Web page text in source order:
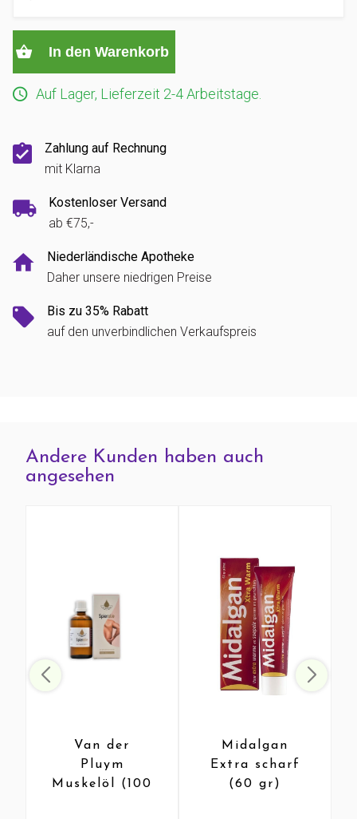
In den Warenkorb
Auf Lager, Lieferzeit 2-4 Arbeitstage.
Zahlung auf Rechnung
mit Klarna
Kostenloser Versand
ab €75,-
Niederländische Apotheke
Daher unsere niedrigen Preise
Bis zu 35% Rabatt
auf den unverbindlichen Verkaufspreis
Andere Kunden haben auch
angesehen
Van der
Pluym
Muskelöl (100
Midalgan
Extra scharf
(60 gr)